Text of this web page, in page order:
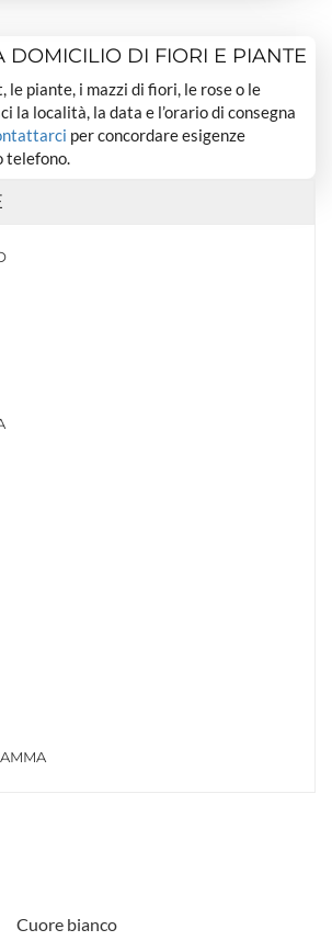
DOMICILIO DI FIORI E PIANTE
le piante, i mazzi di fiori, le rose o le
la località, la data e l’orario di consegna
per concordare esigenze
telefono.
Cuore bianco